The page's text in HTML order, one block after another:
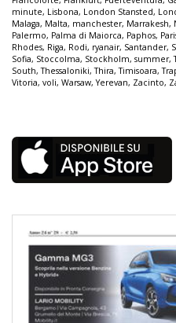
minute, Lisbona, London Stansted,
Malaga, Malta, manchester, Marrakesh,
Palermo, Palma di Maiorca, Paphos,
Rhodes, Riga, Rodi, ryanair, Santander,
Sofia, Stoccolma, Stockholm, summer,
South,Thessaloniki,Thira,Timisoara,
Vitoria, voli, Warsaw,Yerevan, Zacinto,